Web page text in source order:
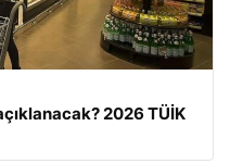
2026 TÜİK